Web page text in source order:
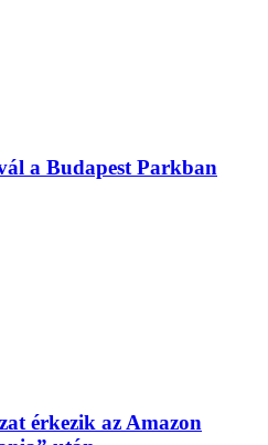
a Budapest Parkban
érkezik az Amazon